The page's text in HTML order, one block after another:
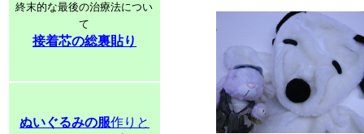
終末的な最後の治療法につい
て
接着芯の総裏貼り
ぬいぐるみの服作りと